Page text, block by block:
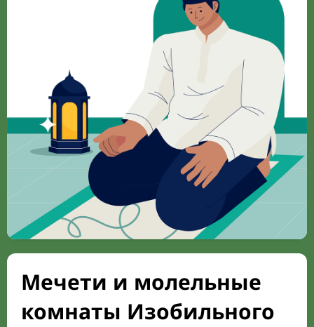
Мечети и молельные
комнаты Изобильного